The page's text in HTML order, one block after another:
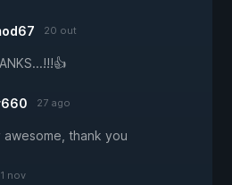
20 out
27 ago
awesome, thank you
1 nov